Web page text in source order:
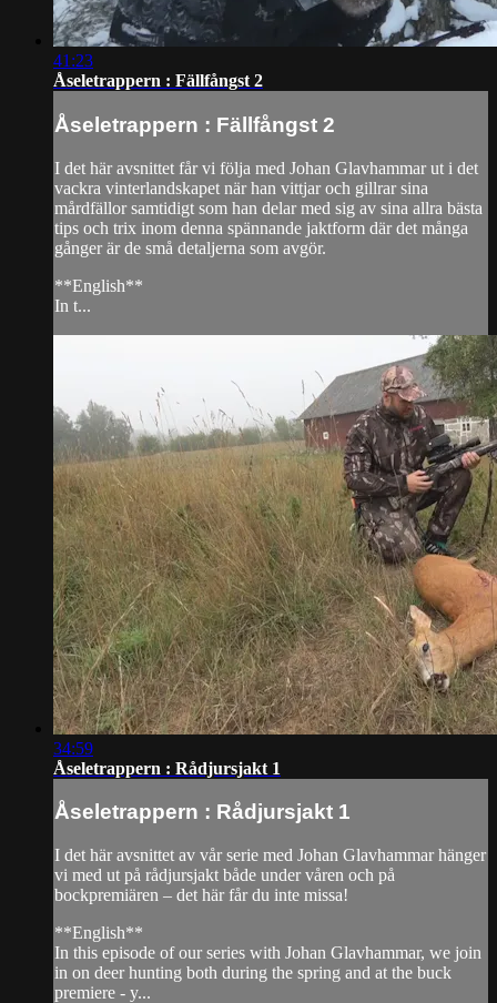
41:23
Åseletrappern : Fällfångst 2
Åseletrappern : Fällfångst 2
I det här avsnittet får vi följa med Johan Glavhammar ut i det
vackra vinterlandskapet när han vittjar och gillrar sina
mårdfällor samtidigt som han delar med sig av sina allra bästa
tips och trix inom denna spännande jaktform där det många
gånger är de små detaljerna som avgör.
**English**
In t...
34:59
Åseletrappern : Rådjursjakt 1
Åseletrappern : Rådjursjakt 1
I det här avsnittet av vår serie med Johan Glavhammar hänger
vi med ut på rådjursjakt både under våren och på
bockpremiären – det här får du inte missa!
**English**
In this episode of our series with Johan Glavhammar, we join
in on deer hunting both during the spring and at the buck
premiere - y...